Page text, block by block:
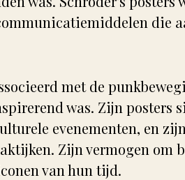
1980s: Propaganda in Noord-
2005-2015: Amerika na 9-11
Albert
Albert
Robert
Rob
Kees Van
Peter van
die
met de
was. Zijn posters
evenementen, en
Zijn vermogen om
van hun tijd.